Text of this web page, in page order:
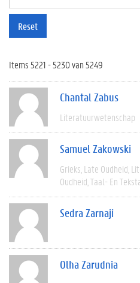
Reset
Items 5221 - 5230 van 5249
Chantal Zabus
Literatuurwetenschap
Samuel Zakowski
Grieks Late Oudheid
Oudheid Taal- En
Sedra Zarnaji
Olha Zarudnia